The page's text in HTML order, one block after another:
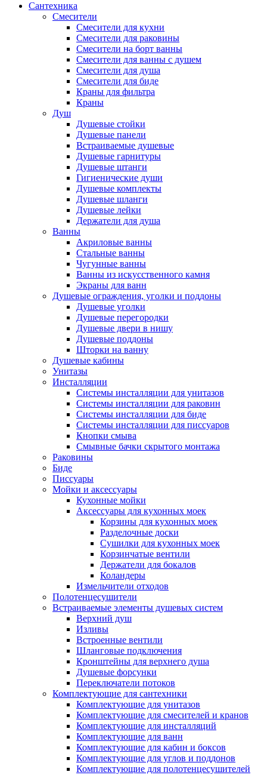
Сантехника
Смесители
Смесители для кухни
Смесители для раковины
Смесители на борт ванны
Смесители для ванны с душем
Смесители для душа
Смесители для биде
Краны для фильтра
Краны
Душ
Душевые стойки
Душевые панели
Встраиваемые душевые
Душевые гарнитуры
Душевые штанги
Гигиенические души
Душевые комплекты
Душевые шланги
Душевые лейки
Держатели для душа
Ванны
Акриловые ванны
Стальные ванны
Чугунные ванны
Ванны из искусственного камня
Экраны для ванн
Душевые ограждения, уголки и поддоны
Душевые уголки
Душевые перегородки
Душевые двери в нишу
Душевые поддоны
Шторки на ванну
Душевые кабины
Унитазы
Инсталляции
Системы инсталляции для унитазов
Системы инсталляции для раковин
Системы инсталляции для биде
Системы инсталляции для писсуаров
Кнопки смыва
Смывные бачки скрытого монтажа
Раковины
Биде
Писсуары
Мойки и аксессуары
Кухонные мойки
Аксессуары для кухонных моек
Корзины для кухонных моек
Разделочные доски
Сушилки для кухонных моек
Корзинчатые вентили
Держатели для бокалов
Коландеры
Измельчители отходов
Полотенцесушители
Встраиваемые элементы душевых систем
Верхний душ
Изливы
Встроенные вентили
Шланговые подключения
Кронштейны для верхнего душа
Душевые форсунки
Переключатели потоков
Комплектующие для сантехники
Комплектующие для унитазов
Комплектующие для смесителей и кранов
Комплектующие для инсталляций
Комплектующие для ванн
Комплектующие для кабин и боксов
Комплектующие для углов и поддонов
Комплектующие для полотенцесушителей